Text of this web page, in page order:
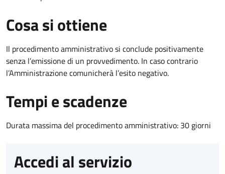
Cosa si ottiene
Il procedimento amministrativo si conclude positivamente
senza l’emissione di un provvedimento. In caso contrario
l’Amministrazione comunicherà l’esito negativo.
Tempi e scadenze
Durata massima del procedimento amministrativo: 30 giorni
Accedi al servizio